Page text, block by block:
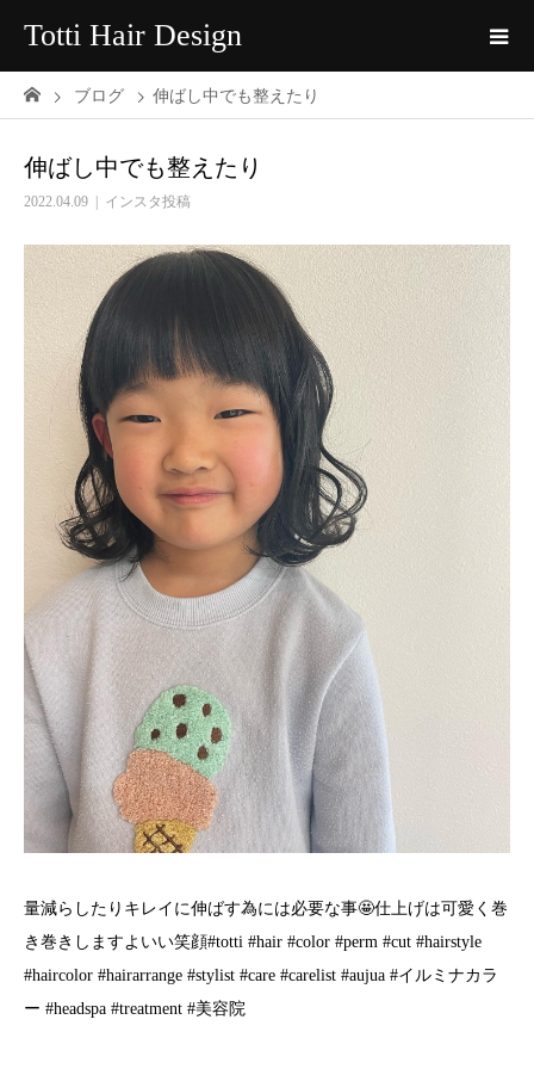
Totti Hair Design
ブログ 伸ばし中でも整えたり
伸ばし中でも整えたり
2022.04.09 インスタ投稿
量減らしたりキレイに伸ばす為には必要な事🤩仕上げは可愛く巻
き巻きしますよいい笑顔️️#totti #hair #color #perm #cut #hairstyle
#haircolor #hairarrange #stylist #care #carelist #aujua #イルミナカラ
ー #headspa #treatment #美容院